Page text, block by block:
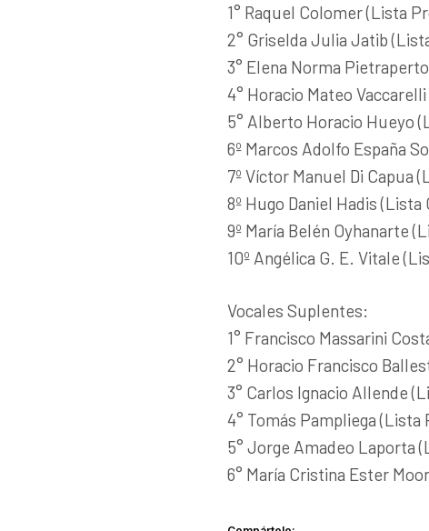
1° Raquel Colomer (Lista
2° Griselda Julia Jatib
3° Elena Norma
4° Horacio Mateo
5° Alberto Horacio Hueyo
6º Marcos Adolfo España
7º Víctor Manuel Di Capua
8º Hugo Daniel Hadis
9º María Belén Oyhanarte
10º Angélica G. E. Vitale
Vocales Suplentes:
1° Francisco Massarini
2° Horacio Francisco
3° Carlos Ignacio Allende
4° Tomás Pampliega (Lista
5° Jorge Amadeo Laporta
6° María Cristina Ester